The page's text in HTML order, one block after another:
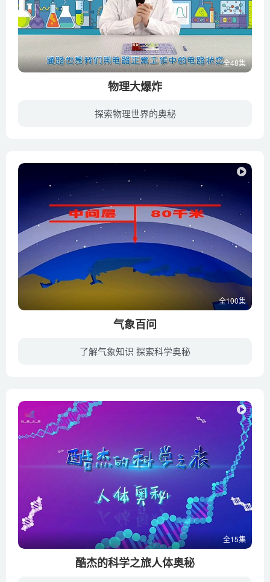
全48集
物理大爆炸
探索物理世界的奥秘
全100集
气象百问
了解气象知识 探索科学奥秘
全15集
酷杰的科学之旅人体奥秘